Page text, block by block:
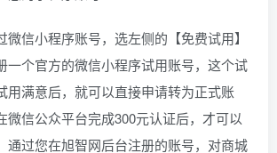
信小程序账号，选左侧的【免费试用】
一个官方的微信小程序试用账号，这个试
用满意后，就可以直接申请转为正式账
微信公众平台完成300元认证后，才可以
通过您在旭智网后台注册的账号，对商城